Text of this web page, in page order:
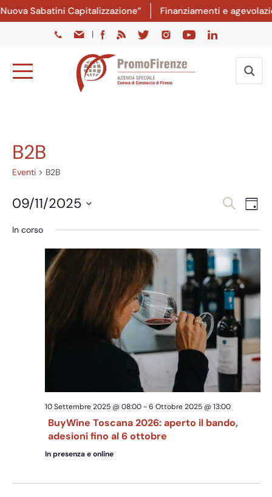
Sabatini Capitalizzazione” Finanziamenti e
|
B2B
Eventi B2B
Eventi
viste
Cerca
09/11/2025
la
In corso
10 Settembre 2025 @ 08:00-6 Ottobre 2025 @ 13:00
BuyWine Toscana 2026: aperto il bando,
adesioni fino al 6 ottobre
In presenza e online